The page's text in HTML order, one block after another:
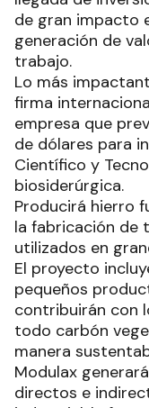
de gran impacto
generación de
trabajo.
Lo más
firma
empresa que
de dólares para
Científico y
biosiderúrgica.
Producirá hierro
la fabricación de
utilizados en
El proyecto
pequeños
contribuirán con
todo carbón
manera
Modulax
directos e